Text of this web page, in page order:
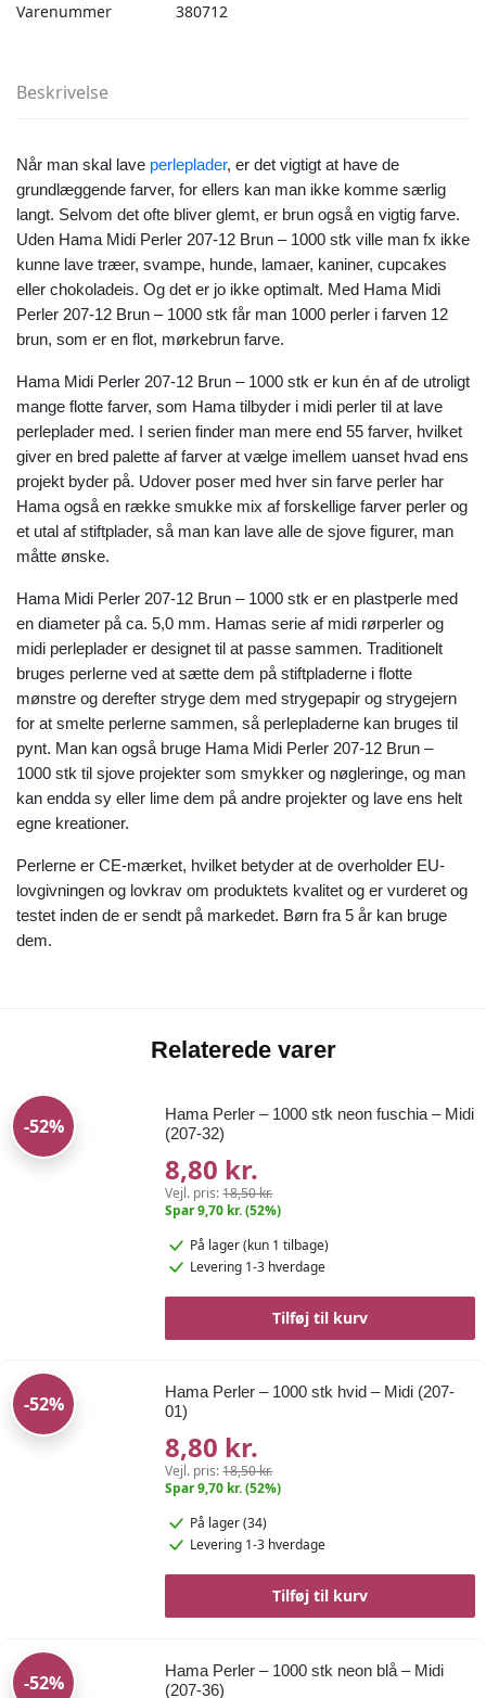
Varenummer
380712
Beskrivelse
Når man skal lave perleplader, er det vigtigt at have de
grundlæggende farver, for ellers kan man ikke komme særlig
langt. Selvom det ofte bliver glemt, er brun også en vigtig farve.
Uden Hama Midi Perler 207-12 Brun – 1000 stk ville man fx ikke
kunne lave træer, svampe, hunde, lamaer, kaniner, cupcakes
eller chokoladeis. Og det er jo ikke optimalt. Med Hama Midi
Perler 207-12 Brun – 1000 stk får man 1000 perler i farven 12
brun, som er en flot, mørkebrun farve.
Hama Midi Perler 207-12 Brun – 1000 stk er kun én af de utroligt
mange flotte farver, som Hama tilbyder i midi perler til at lave
perleplader med. I serien finder man mere end 55 farver, hvilket
giver en bred palette af farver at vælge imellem uanset hvad ens
projekt byder på. Udover poser med hver sin farve perler har
Hama også en række smukke mix af forskellige farver perler og
et utal af stiftplader, så man kan lave alle de sjove figurer, man
måtte ønske.
Hama Midi Perler 207-12 Brun – 1000 stk er en plastperle med
en diameter på ca. 5,0 mm. Hamas serie af midi rørperler og
midi perleplader er designet til at passe sammen. Traditionelt
bruges perlerne ved at sætte dem på stiftpladerne i flotte
mønstre og derefter stryge dem med strygepapir og strygejern
for at smelte perlerne sammen, så perlepladerne kan bruges til
pynt. Man kan også bruge Hama Midi Perler 207-12 Brun –
1000 stk til sjove projekter som smykker og nøgleringe, og man
kan endda sy eller lime dem på andre projekter og lave ens helt
egne kreationer.
Perlerne er CE-mærket, hvilket betyder at de overholder EU-
lovgivningen og lovkrav om produktets kvalitet og er vurderet og
testet inden de er sendt på markedet. Børn fra 5 år kan bruge
dem.
Relaterede varer
-52%
Hama Perler – 1000 stk neon fuschia – Midi
(207-32)
8,80 kr.
Vejl. pris:18,50 kr.
Spar 9,70 kr. (52%)
På lager(kun 1 tilbage)
Levering 1-3 hverdage
Tilføj til kurv
-52%
Hama Perler – 1000 stk hvid – Midi (207-
01)
8,80 kr.
Vejl. pris:18,50 kr.
Spar 9,70 kr. (52%)
På lager (34)
Levering 1-3 hverdage
Tilføj til kurv
-52%
Hama Perler – 1000 stk neon blå – Midi
(207-36)